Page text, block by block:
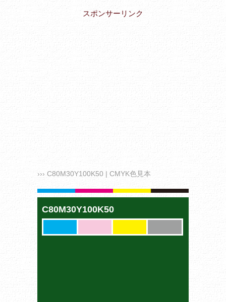
スポンサーリンク
››› C80M30Y100K50 | CMYK色見本
C80M30Y100K50